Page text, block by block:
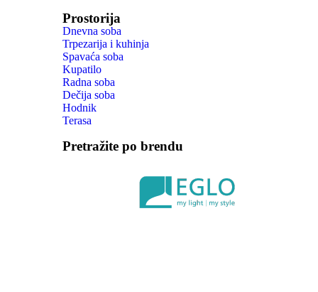
Prostorija
Dnevna soba
Trpezarija i kuhinja
Spavaća soba
Kupatilo
Radna soba
Dečija soba
Hodnik
Terasa
Pretražite po brendu